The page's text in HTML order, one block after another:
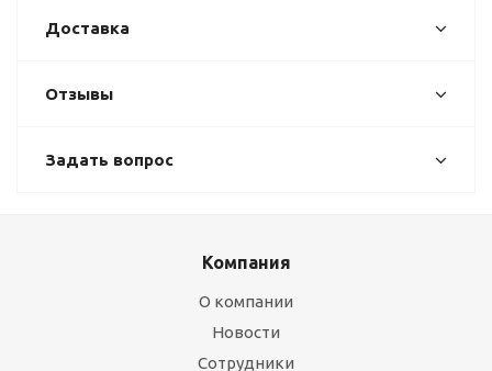
Доставка
Отзывы
Задать вопрос
Компания
О компании
Новости
Сотрудники